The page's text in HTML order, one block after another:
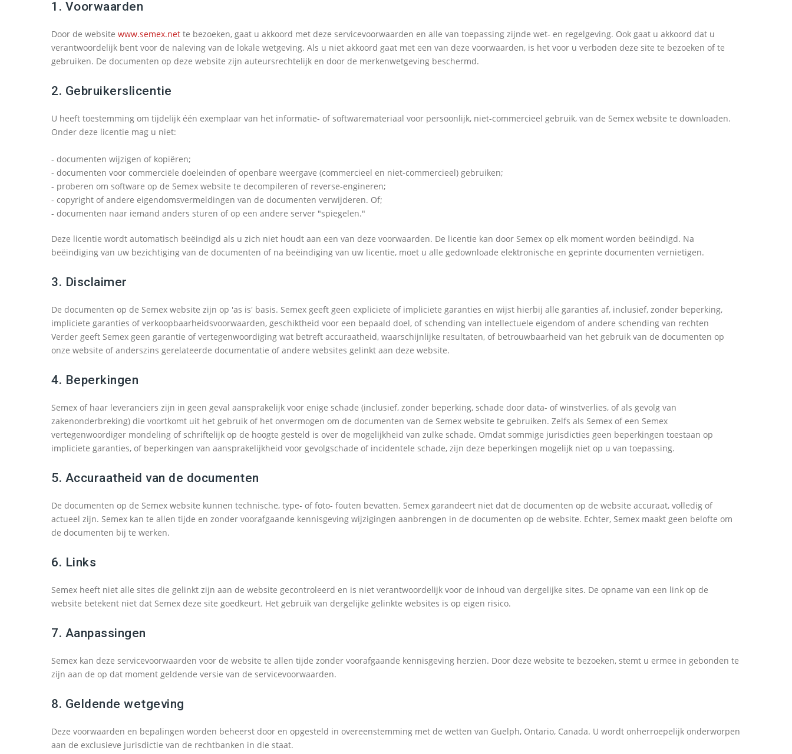
1. Voorwaarden
Door de website www.semex.net te bezoeken, gaat u akkoord met deze servicevoorwaarden en alle van toepassing zijnde wet- en regelgeving. Ook gaat u akkoord dat u
verantwoordelijk bent voor de naleving van de lokale wetgeving. Als u niet akkoord gaat met een van deze voorwaarden, is het voor u verboden deze site te bezoeken of te
gebruiken. De documenten op deze website zijn auteursrechtelijk en door de merkenwetgeving beschermd.
2. Gebruikerslicentie
U heeft toestemming om tijdelijk één exemplaar van het informatie- of softwaremateriaal voor persoonlijk, niet-commercieel gebruik, van de Semex website te downloaden.
Onder deze licentie mag u niet:
- documenten wijzigen of kopiëren;
- documenten voor commerciële doeleinden of openbare weergave (commercieel en niet-commercieel) gebruiken;
- proberen om software op de Semex website te decompileren of reverse-engineren;
- copyright of andere eigendomsvermeldingen van de documenten verwijderen. Of;
- documenten naar iemand anders sturen of op een andere server "spiegelen."
Deze licentie wordt automatisch beëindigd als u zich niet houdt aan een van deze voorwaarden. De licentie kan door Semex op elk moment worden beëindigd. Na
beëindiging van uw bezichtiging van de documenten of na beëindiging van uw licentie, moet u alle gedownloade elektronische en geprinte documenten vernietigen.
3. Disclaimer
De documenten op de Semex website zijn op 'as is' basis. Semex geeft geen expliciete of impliciete garanties en wijst hierbij alle garanties af, inclusief, zonder beperking,
impliciete garanties of verkoopbaarheidsvoorwaarden, geschiktheid voor een bepaald doel, of schending van intellectuele eigendom of andere schending van rechten
Verder geeft Semex geen garantie of vertegenwoordiging wat betreft accuraatheid, waarschijnlijke resultaten, of betrouwbaarheid van het gebruik van de documenten op
onze website of anderszins gerelateerde documentatie of andere websites gelinkt aan deze website.
4. Beperkingen
Semex of haar leveranciers zijn in geen geval aansprakelijk voor enige schade (inclusief, zonder beperking, schade door data- of winstverlies, of als gevolg van
zakenonderbreking) die voortkomt uit het gebruik of het onvermogen om de documenten van de Semex website te gebruiken. Zelfs als Semex of een Semex
vertegenwoordiger mondeling of schriftelijk op de hoogte gesteld is over de mogelijkheid van zulke schade. Omdat sommige jurisdicties geen beperkingen toestaan op
impliciete garanties, of beperkingen van aansprakelijkheid voor gevolgschade of incidentele schade, zijn deze beperkingen mogelijk niet op u van toepassing.
5. Accuraatheid van de documenten
De documenten op de Semex website kunnen technische, type- of foto- fouten bevatten. Semex garandeert niet dat de documenten op de website accuraat, volledig of
actueel zijn. Semex kan te allen tijde en zonder voorafgaande kennisgeving wijzigingen aanbrengen in de documenten op de website. Echter, Semex maakt geen belofte om
de documenten bij te werken.
6. Links
Semex heeft niet alle sites die gelinkt zijn aan de website gecontroleerd en is niet verantwoordelijk voor de inhoud van dergelijke sites. De opname van een link op de
website betekent niet dat Semex deze site goedkeurt. Het gebruik van dergelijke gelinkte websites is op eigen risico.
7. Aanpassingen
Semex kan deze servicevoorwaarden voor de website te allen tijde zonder voorafgaande kennisgeving herzien. Door deze website te bezoeken, stemt u ermee in gebonden te
zijn aan de op dat moment geldende versie van de servicevoorwaarden.
8. Geldende wetgeving
Deze voorwaarden en bepalingen worden beheerst door en opgesteld in overeenstemming met de wetten van Guelph, Ontario, Canada. U wordt onherroepelijk onderworpen
aan de exclusieve jurisdictie van de rechtbanken in die staat.